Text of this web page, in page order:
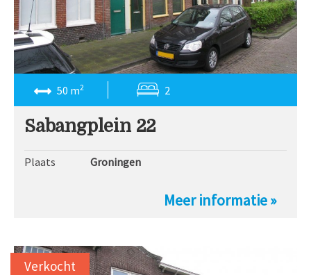
50 m2 2
Sabangplein 22
Plaats Groningen
Meer informatie »
Verkocht